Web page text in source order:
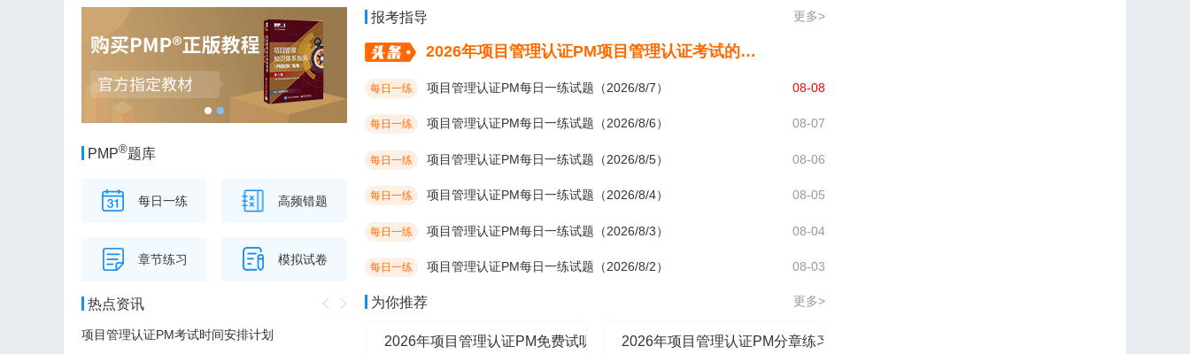
PMP®题库
每日一练 高频错题
章节练习 模拟试卷
热点资讯
项目管理认证PM考试时间安排计划
报考指导 更多>
2026年项目管理认证PM项目管理认证考试的流程（从报名到拿证）
每日一练 项目管理认证PM每日一练试题（2026/8/7） 08-08
每日一练 项目管理认证PM每日一练试题（2026/8/6） 08-07
每日一练 项目管理认证PM每日一练试题（2026/8/5） 08-06
每日一练 项目管理认证PM每日一练试题（2026/8/4） 08-05
每日一练 项目管理认证PM每日一练试题（2026/8/3） 08-04
每日一练 项目管理认证PM每日一练试题（2026/8/2） 08-03
为你推荐 更多>
2026年项目管理认证PM免费试听课程 2026年项目管理认证PM分章练习册